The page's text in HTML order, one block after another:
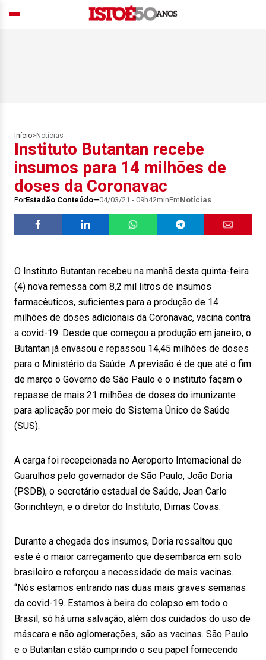
Início> Notícias
Instituto Butantan recebe
insumos para 14 milhões de
doses da Coronavac
PorEstadão Conteúdo 04/03/21 - 09h42minEmNotícias
O Instituto Butantan recebeu na manhã desta quinta-feira
(4) nova remessa com 8,2 mil litros de insumos
farmacêuticos, suficientes para a produção de 14
milhões de doses adicionais da Coronavac, vacina contra
a covid-19. Desde que começou a produção em janeiro, o
Butantan já envasou e repassou 14,45 milhões de doses
para o Ministério da Saúde. A previsão é de que até o fim
de março o Governo de São Paulo e o instituto façam o
repasse de mais 21 milhões de doses do imunizante
para aplicação por meio do Sistema Único de Saúde
(SUS).
A carga foi recepcionada no Aeroporto Internacional de
Guarulhos pelo governador de São Paulo, João Doria
(PSDB), o secretário estadual de Saúde, Jean Carlo
Gorinchteyn, e o diretor do Instituto, Dimas Covas.
Durante a chegada dos insumos, Doria ressaltou que
este é o maior carregamento que desembarca em solo
brasileiro e reforçou a necessidade de mais vacinas.
“Nós estamos entrando nas duas mais graves semanas
da covid-19. Estamos à beira do colapso em todo o
Brasil, só há uma salvação, além dos cuidados do uso de
máscara e não aglomerações, são as vacinas. São Paulo
e o Butantan estão cumprindo o seu papel fornecendo